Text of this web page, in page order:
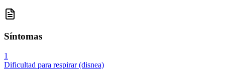
Síntomas
1
Dificultad para respirar (disnea)